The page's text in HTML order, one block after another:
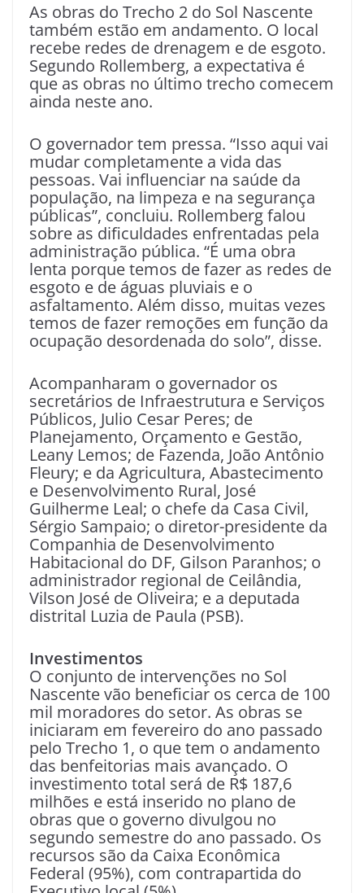
As obras do Trecho 2 do Sol Nascente
também estão em andamento. O local
recebe redes de drenagem e de esgoto.
Segundo Rollemberg, a expectativa é
que as obras no último trecho comecem
ainda neste ano.
O governador tem pressa. “Isso aqui vai
mudar completamente a vida das
pessoas. Vai influenciar na saúde da
população, na limpeza e na segurança
públicas”, concluiu. Rollemberg falou
sobre as dificuldades enfrentadas pela
administração pública. “É uma obra
lenta porque temos de fazer as redes de
esgoto e de águas pluviais e o
asfaltamento. Além disso, muitas vezes
temos de fazer remoções em função da
ocupação desordenada do solo”, disse.
Acompanharam o governador os
secretários de Infraestrutura e Serviços
Públicos, Julio Cesar Peres; de
Planejamento, Orçamento e Gestão,
Leany Lemos; de Fazenda, João Antônio
Fleury; e da Agricultura, Abastecimento
e Desenvolvimento Rural, José
Guilherme Leal; o chefe da Casa Civil,
Sérgio Sampaio; o diretor-presidente da
Companhia de Desenvolvimento
Habitacional do DF, Gilson Paranhos; o
administrador regional de Ceilândia,
Vilson José de Oliveira; e a deputada
distrital Luzia de Paula (PSB).
Investimentos
O conjunto de intervenções no Sol
Nascente vão beneficiar os cerca de 100
mil moradores do setor. As obras se
iniciaram em fevereiro do ano passado
pelo Trecho 1, o que tem o andamento
das benfeitorias mais avançado. O
investimento total será de R$ 187,6
milhões e está inserido no plano de
obras que o governo divulgou no
segundo semestre do ano passado. Os
recursos são da Caixa Econômica
Federal (95%), com contrapartida do